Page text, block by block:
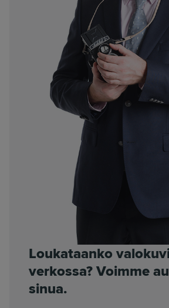
Loukataanko
verkossa? Voimme
sinua.